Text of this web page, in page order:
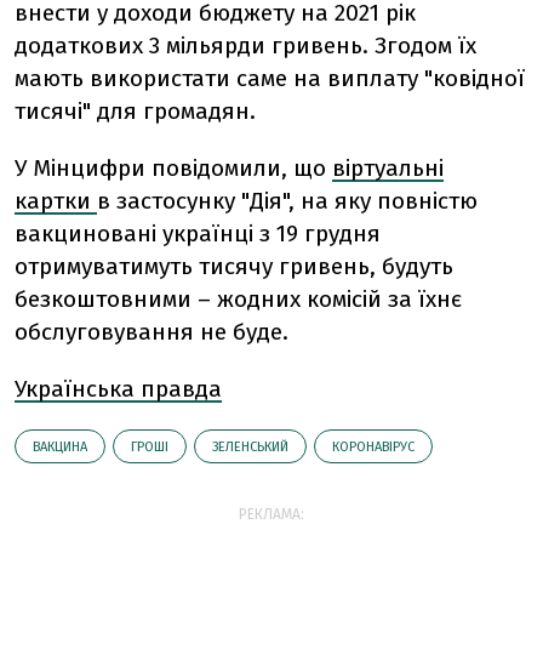
внести у доходи бюджету на 2021 рік
додаткових 3 мільярди гривень. Згодом їх
мають використати саме на виплату "ковідної
тисячі" для громадян.
У Мінцифри повідомили, що віртуальні
картки в застосунку "Дія", на яку повністю
вакциновані українці з 19 грудня
отримуватимуть тисячу гривень, будуть
безкоштовними – жодних комісій за їхнє
обслуговування не буде.
Українська правда
ВАКЦИНА ГРОШІ ЗЕЛЕНСЬКИЙ КОРОНАВІРУС
РЕКЛАМА: